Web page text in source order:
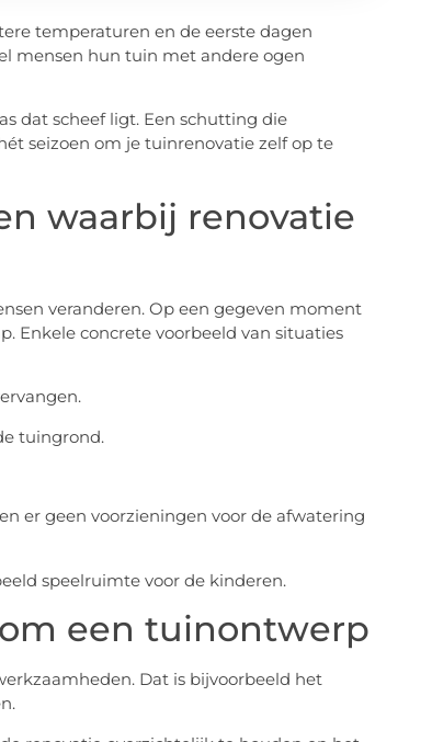
temperaturen en de eerste dagen
mensen hun tuin met andere ogen
dat scheef ligt. Een schutting die
seizoen om je tuinrenovatie zelf op te
waarbij renovatie
veranderen. Op een gegeven moment
Enkele concrete voorbeeld van situaties
tuingrond.
er geen voorzieningen voor de afwatering
speelruimte voor de kinderen.
een tuinontwerp
Dat is bijvoorbeeld het